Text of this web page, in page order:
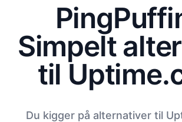
Simpelt
til
Du kigger på alternativer til